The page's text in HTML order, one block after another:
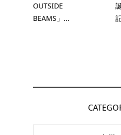
OUTSIDE
BEAMS」...